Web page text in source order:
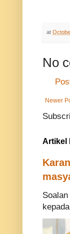
at
No
Newer
Artikel